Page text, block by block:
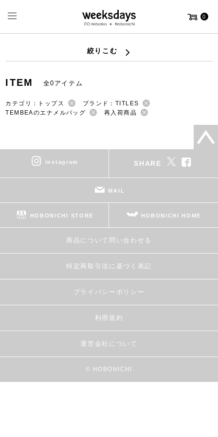
0
絞りこむ
ITEM 全0アイテム
カテゴリ：トップス
ブランド：TITLES
TEMBEAのエナメルバッグ
再入荷商品
instagram SHARE
MAIL
HOBONICHI STORE HOBONICHI HOME
商品について問い合わせる
特定商取引法に基づく表記
プライバシーポリシー
利用規約
運営会社について
© HOBONICHI